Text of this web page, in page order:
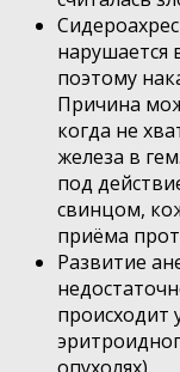
нарушается
поэтому
Причина
когда не
железа в
под
свинцом,
приёма
Развитие
происходит